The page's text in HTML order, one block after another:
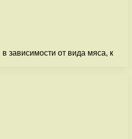
зависимости от вида мяса, к